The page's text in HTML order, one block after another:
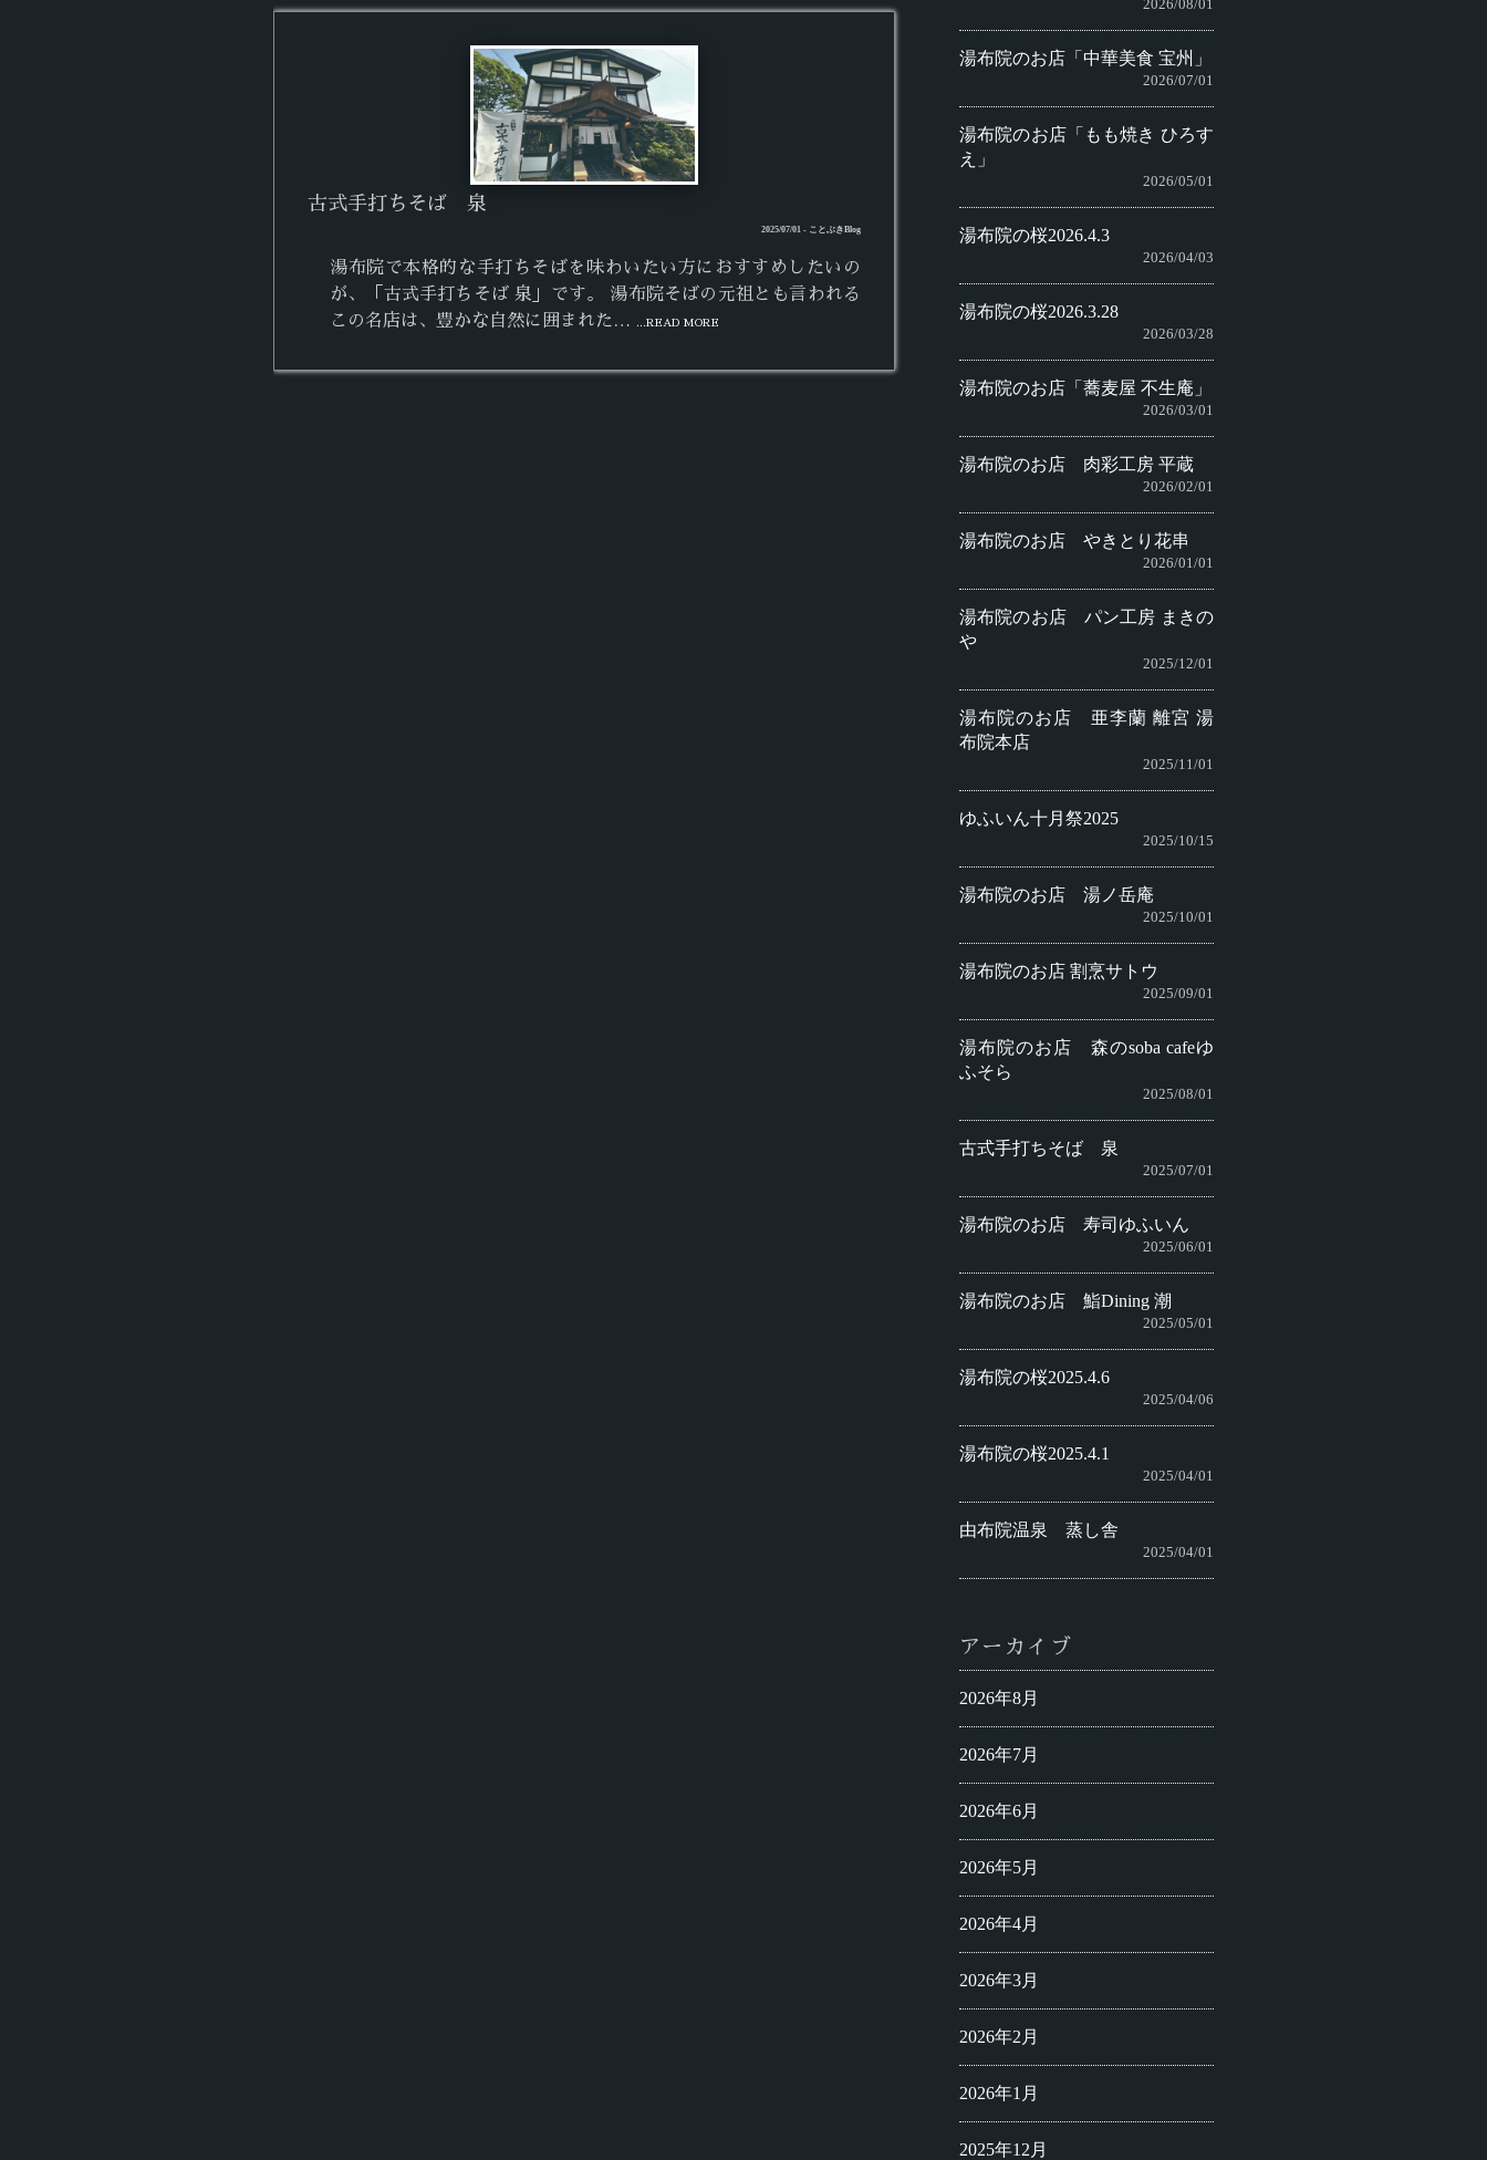
古式手打ちそば 泉
2025/07/01 - ことぶきBlog
湯布院で本格的な手打ちそばを味わいたい方におすすめしたいの
が、「古式手打ちそば 泉」です。 湯布院そばの元祖とも言われる
この名店は、豊かな自然に囲まれた…
...READ MORE
2026/08/01
湯布院のお店「中華美食 宝州」
2026/07/01
湯布院のお店「もも焼き ひろす
え」
2026/05/01
湯布院の桜2026.4.3
2026/04/03
湯布院の桜2026.3.28
2026/03/28
湯布院のお店「蕎麦屋 不生庵」
2026/03/01
湯布院のお店 肉彩工房 平蔵
2026/02/01
湯布院のお店 やきとり花串
2026/01/01
湯布院のお店 パン工房 まきの
や
2025/12/01
湯布院のお店 亜李蘭 離宮 湯
布院本店
2025/11/01
ゆふいん十月祭2025
2025/10/15
湯布院のお店 湯ノ岳庵
2025/10/01
湯布院のお店 割烹サトウ
2025/09/01
湯布院のお店 森のsoba cafeゆ
ふそら
2025/08/01
古式手打ちそば 泉
2025/07/01
湯布院のお店 寿司ゆふいん
2025/06/01
湯布院のお店 鮨Dining 潮
2025/05/01
湯布院の桜2025.4.6
2025/04/06
湯布院の桜2025.4.1
2025/04/01
由布院温泉 蒸し舎
2025/04/01
アーカイブ
2026年8月
2026年7月
2026年6月
2026年5月
2026年4月
2026年3月
2026年2月
2026年1月
2025年12月